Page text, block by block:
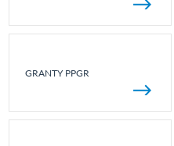
GRANTY PPGR